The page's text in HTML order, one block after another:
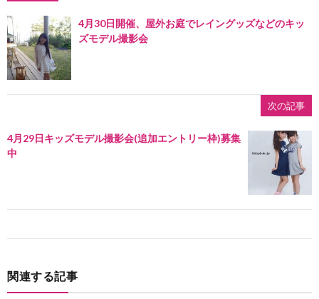
4月30日開催、屋外お庭でレイングッズなどのキッ
ズモデル撮影会
次の記事
4月29日キッズモデル撮影会(追加エントリー枠)募集
中
関連する記事